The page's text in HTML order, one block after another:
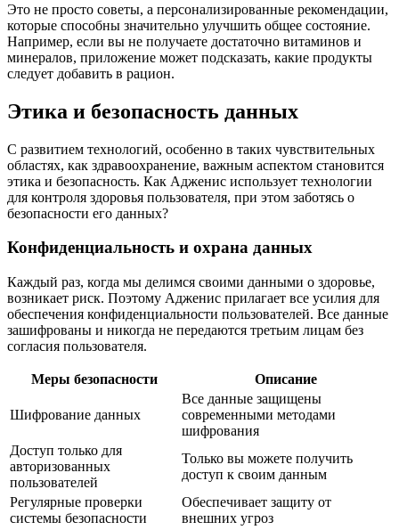
Это не просто советы, а персонализированные рекомендации,
которые способны значительно улучшить общее состояние.
Например, если вы не получаете достаточно витаминов и
минералов, приложение может подсказать, какие продукты
следует добавить в рацион.
Этика и безопасность данных
С развитием технологий, особенно в таких чувствительных
областях, как здравоохранение, важным аспектом становится
этика и безопасность. Как Адженис использует технологии
для контроля здоровья пользователя, при этом заботясь о
безопасности его данных?
Конфиденциальность и охрана данных
Каждый раз, когда мы делимся своими данными о здоровье,
возникает риск. Поэтому Адженис прилагает все усилия для
обеспечения конфиденциальности пользователей. Все данные
зашифрованы и никогда не передаются третьим лицам без
согласия пользователя.
Меры безопасности Описание
Шифрование данных
Все данные защищены
современными методами
шифрования
Доступ только для
авторизованных
пользователей
Только вы можете получить
доступ к своим данным
Регулярные проверки
системы безопасности
Обеспечивает защиту от
внешних угроз